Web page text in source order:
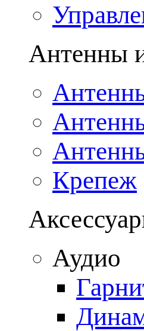
Антенны
Крепеж
Аудио